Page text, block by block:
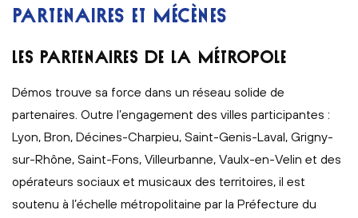
PARTENAIRES ET MÉCÈNES
LES PARTENAIRES DE LA MÉTROPOLE
Démos trouve sa force dans un réseau solide de
partenaires. Outre l’engagement des villes participantes :
Lyon, Bron, Décines-Charpieu, Saint-Genis-Laval, Grigny-
sur-Rhône, Saint-Fons, Villeurbanne, Vaulx-en-Velin et des
opérateurs sociaux et musicaux des territoires, il est
soutenu à l’échelle métropolitaine par la Préfecture du